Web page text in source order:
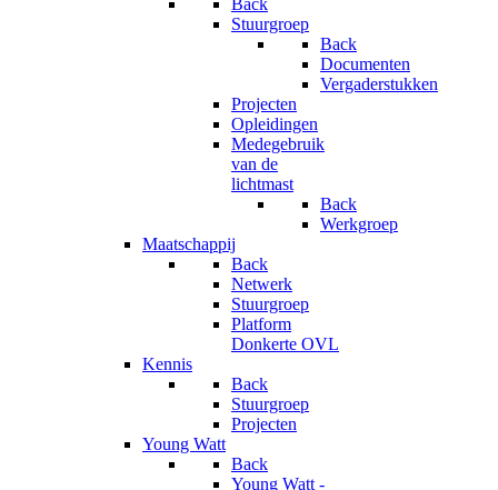
Back
Stuurgroep
Back
Documenten
Vergaderstukken
Projecten
Opleidingen
Medegebruik
van de
lichtmast
Back
Werkgroep
Maatschappij
Back
Netwerk
Stuurgroep
Platform
Donkerte OVL
Kennis
Back
Stuurgroep
Projecten
Young Watt
Back
Young Watt -